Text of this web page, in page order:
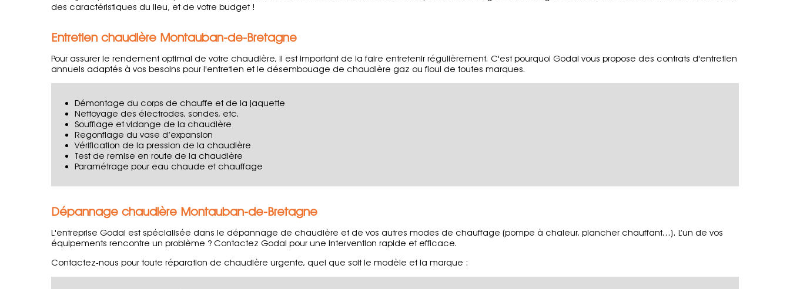
des caractéristiques du lieu, et de votre budget !
Entretien chaudière Montauban-de-Bretagne
Pour assurer le rendement optimal de votre chaudière, il est important de la faire entretenir régulièrement. C'est pourquoi Godal vous propose des contrats d'entretien
annuels adaptés à vos besoins pour l'entretien et le désembouage de chaudière gaz ou fioul de toutes marques.
Démontage du corps de chauffe et de la jaquette
Nettoyage des électrodes, sondes, etc.
Soufflage et vidange de la chaudière
Regonflage du vase d’expansion
Vérification de la pression de la chaudière
Test de remise en route de la chaudière
Paramétrage pour eau chaude et chauffage
Dépannage chaudière Montauban-de-Bretagne
L'entreprise Godal est spécialisée dans le dépannage de chaudière et de vos autres modes de chauffage (pompe à chaleur, plancher chauffant...). L’un de vos
équipements rencontre un problème ? Contactez Godal pour une intervention rapide et efficace.
Contactez-nous pour toute réparation de chaudière urgente, quel que soit le modèle et la marque :